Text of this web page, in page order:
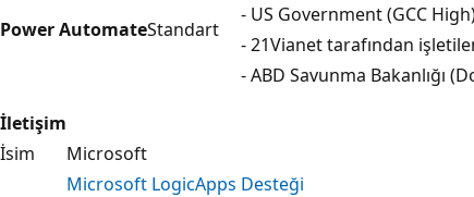
Power AutomateStandart
- US Government (GCC
- 21Vianet tarafından
- ABD Savunma Bakanlığı
İletişim
İsim
Microsoft
Microsoft LogicApps Desteği